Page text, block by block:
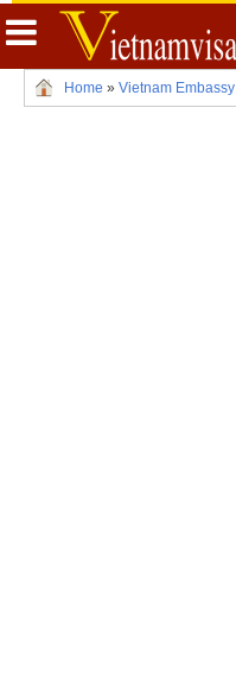
Home » Vietnam Embassy